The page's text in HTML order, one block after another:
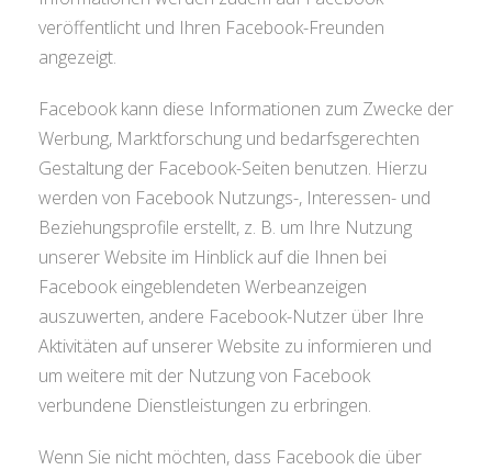
veröffentlicht und Ihren Facebook-Freunden
angezeigt.
Facebook kann diese Informationen zum Zwecke der
Werbung, Marktforschung und bedarfsgerechten
Gestaltung der Facebook-Seiten benutzen. Hierzu
werden von Facebook Nutzungs-, Interessen- und
Beziehungsprofile erstellt, z. B. um Ihre Nutzung
unserer Website im Hinblick auf die Ihnen bei
Facebook eingeblendeten Werbeanzeigen
auszuwerten, andere Facebook-Nutzer über Ihre
Aktivitäten auf unserer Website zu informieren und
um weitere mit der Nutzung von Facebook
verbundene Dienstleistungen zu erbringen.
Wenn Sie nicht möchten, dass Facebook die über